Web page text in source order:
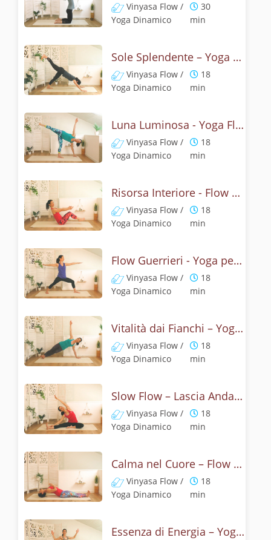
Vinyasa Flow /
Yoga Dinamico
30
min
Sole Splendente – Yoga Flow del Risveglio
Vinyasa Flow /
Yoga Dinamico
18
min
Luna Luminosa - Yoga Flow delle Anche
Vinyasa Flow /
Yoga Dinamico
18
min
Risorsa Interiore - Flow Addominali
Vinyasa Flow /
Yoga Dinamico
18
min
Flow Guerrieri - Yoga per le Anche
Vinyasa Flow /
Yoga Dinamico
18
min
Vitalità dai Fianchi – Yoga Flow
Vinyasa Flow /
Yoga Dinamico
18
min
Slow Flow – Lascia Andare le Tensioni
Vinyasa Flow /
Yoga Dinamico
18
min
Calma nel Cuore – Flow per Sentirsi Liberi
Vinyasa Flow /
Yoga Dinamico
18
min
Essenza di Energia – Yoga e Torsioni